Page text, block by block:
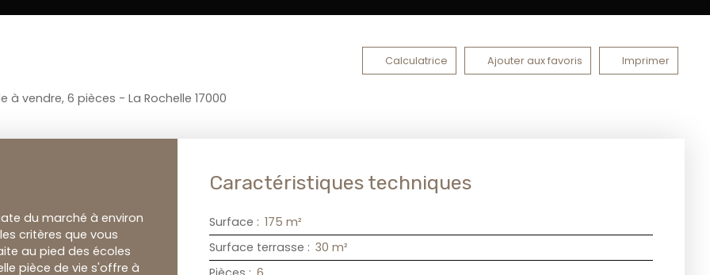
Calculatrice Ajouter aux favoris Imprimer
à vendre, 6 pièces - La Rochelle 17000
du marché à environ
critères que vous
au pied des écoles
pièce de vie s'offre à
Caractéristiques techniques
Surface : 175 m²
Surface terrasse : 30 m²